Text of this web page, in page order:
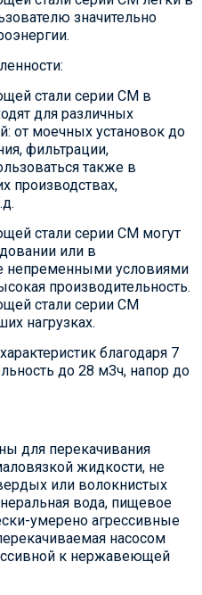
значительно
стали серии CM в
для различных
от моечных установок до
фильтрации,
также в
производствах,
стали серии CM могут
или в
непременными условиями
производительность.
стали серии CM
нагрузках.
благодаря 7
до 28 м3ч, напор до
для перекачивания
жидкости, не
или волокнистых
вода, пищевое
умерено агрессивные
насосом
к нержавеющей